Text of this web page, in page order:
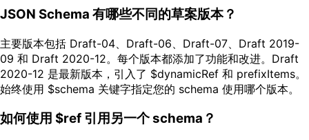
JSON Schema 有哪些不同的草案版本？
主要版本包括 Draft-04、Draft-06、Draft-07、Draft 2019-
09 和 Draft 2020-12。每个版本都添加了功能和改进。Draft
2020-12 是最新版本，引入了 $dynamicRef 和 prefixItems。
始终使用 $schema 关键字指定您的 schema 使用哪个版本。
如何使用 $ref 引用另一个 schema？